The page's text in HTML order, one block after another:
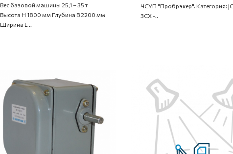
Вес базовой машины 25,1 – 35 т
Высота H 1800 мм Глубина B 2200 мм
Ширина L ..
ЧСУП "Пробрэкер". Категория:
3CX -..